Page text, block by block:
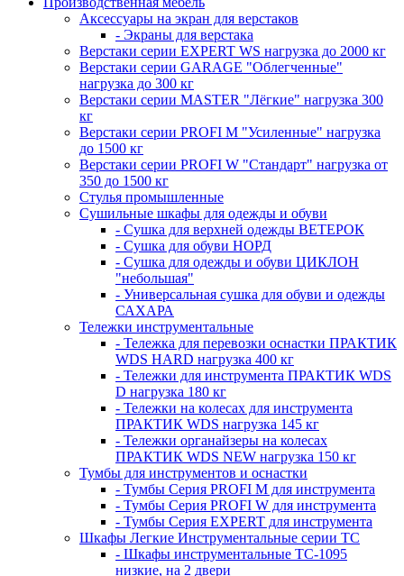
Аксессуары на экран для верстаков
- Экраны для верстака
Верстаки серии EXPERT WS нагрузка до 2000 кг
Верстаки серии GARAGE "Облегченные"
нагрузка до 300 кг
Верстаки серии MASTER "Лёгкие" нагрузка 300
кг
Верстаки серии PROFI M "Усиленные" нагрузка
до 1500 кг
Верстаки серии PROFI W "Стандарт" нагрузка от
350 до 1500 кг
Стулья промышленные
Сушильные шкафы для одежды и обуви
- Сушка для верхней одежды ВЕТЕРОК
- Сушка для обуви НОРД
- Сушка для одежды и обуви ЦИКЛОН
"небольшая"
- Универсальная сушка для обуви и одежды
САХАРА
Тележки инструментальные
- Тележка для перевозки оснастки ПРАКТИК
WDS HARD нагрузка 400 кг
- Тележки для инструмента ПРАКТИК WDS
D нагрузка 180 кг
- Тележки на колесах для инструмента
ПРАКТИК WDS нагрузка 145 кг
- Тележки органайзеры на колесах
ПРАКТИК WDS NEW нагрузка 150 кг
Тумбы для инструментов и оснастки
- Тумбы Серия PROFI M для инструмента
- Тумбы Серия PROFI W для инструмента
- Тумбы Серия EXPERT для инструмента
Шкафы Легкие Инструментальные серии ТС
- Шкафы инструментальные TC-1095
низкие, на 2 двери